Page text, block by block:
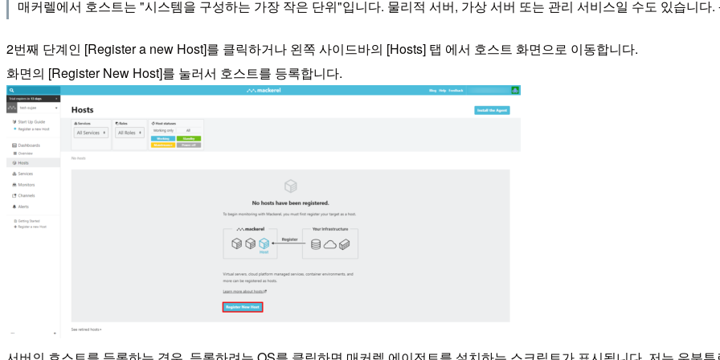
매커렐에서 호스트는 "시스템을 구성하는 가장 작은 단위"입니다. 물리적 서버, 가상 서버 또는 관리 서비스일 수도 있습니다.
2번째 단계인 [Register a new Host]를 클릭하거나 왼쪽 사이드바의 [Hosts] 탭 에서 호스트 화면으로 이동합니다.
화면의 [Register New Host]를 눌러서 호스트를 등록합니다.